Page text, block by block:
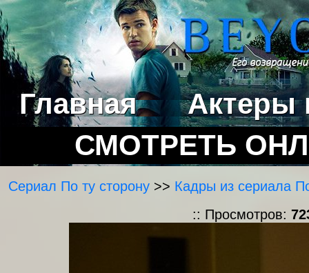
Главная
Актеры
СМОТРЕТЬ
Сериал По ту сторону >> Кадры из сериала
:: Просмотров: